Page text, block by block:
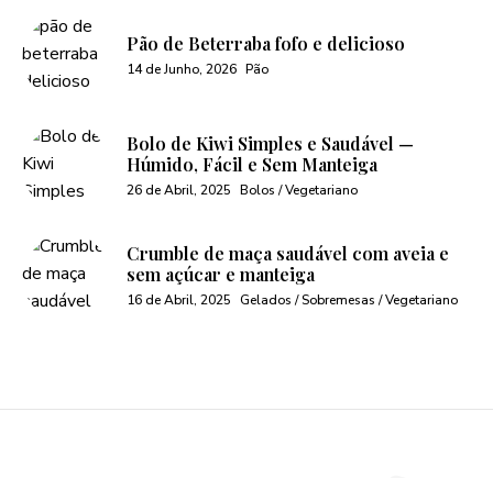
Pão de Beterraba fofo e delicioso
14 de Junho, 2026 Pão
Bolo de Kiwi Simples e Saudável —
Húmido, Fácil e Sem Manteiga
26 de Abril, 2025 Bolos / Vegetariano
Crumble de maça saudável com aveia e
sem açúcar e manteiga
16 de Abril, 2025 Gelados / Sobremesas / Vegetariano